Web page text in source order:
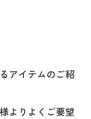
アイテムのご紹
よりよくご要望